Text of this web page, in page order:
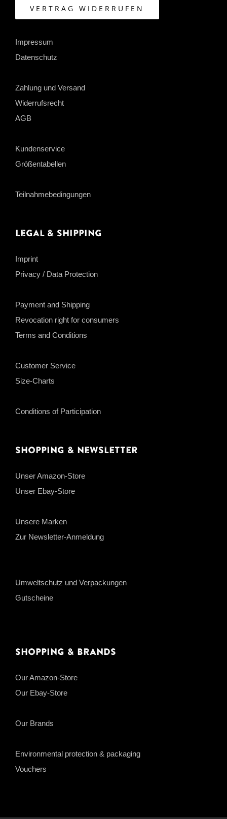
VERTRAG WIDERRUFEN
Impressum
Datenschutz
Zahlung und Versand
Widerrufsrecht
AGB
Kundenservice
Größentabellen
Teilnahmebedingungen
Legal & Shipping
Imprint
Privacy / Data Protection
Payment and Shipping
Revocation right for consumers
Terms and Conditions
Customer Service
Size-Charts
Conditions of Participation
Shopping & Newsletter
Unser Amazon-Store
Unser Ebay-Store
Unsere Marken
Zur Newsletter-Anmeldung
Umweltschutz und Verpackungen
Gutscheine
Shopping & Brands
Our Amazon-Store
Our Ebay-Store
Our Brands
Environmental protection & packaging
Vouchers